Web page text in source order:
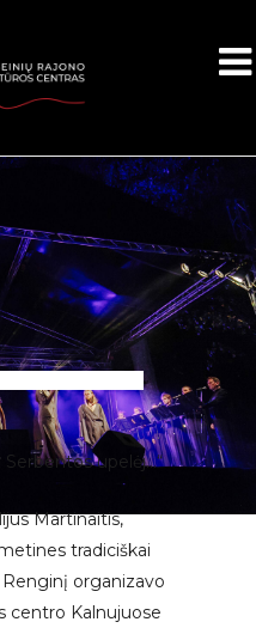
upelėj…“
Martinaitis,
tradiciškai
organizavo
centro Kalnujuose